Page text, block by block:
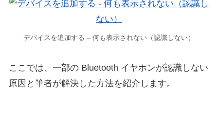
デバイスを追加する – 何も表示されない（認識しない）
ここでは、一部の Bluetooth イヤホンが認識しない
原因と筆者が解決した方法を紹介します。